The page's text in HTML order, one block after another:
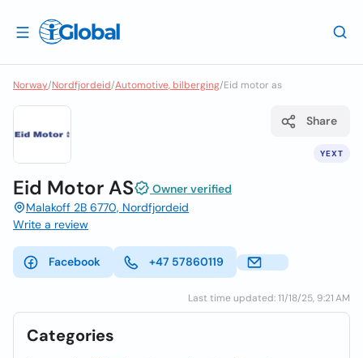
Norway/Nordfjordeid/Automotive, bilberging/Eid motor as
YEXT
Share
Eid Motor AS
Owner verified
Malakoff 2B 6770, Nordfjordeid
Write a review
Facebook +47 57860119
Last time updated: 11/18/25, 9:21 AM
Categories